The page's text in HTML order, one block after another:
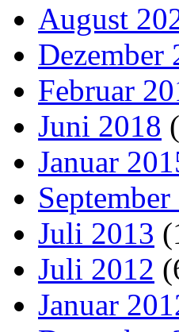
August
Dezember
Februar
Juni 2018
Januar
Juli 2013
Juli 2012
Januar